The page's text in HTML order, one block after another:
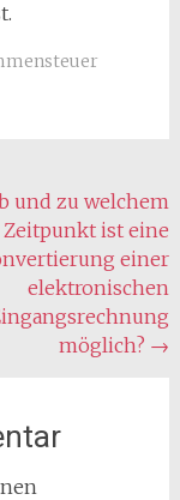
und zu welchem
Zeitpunkt ist eine
einer
elektronischen
möglich? →